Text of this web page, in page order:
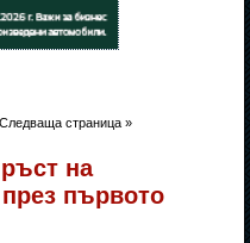
Следваща страница »
на
първото